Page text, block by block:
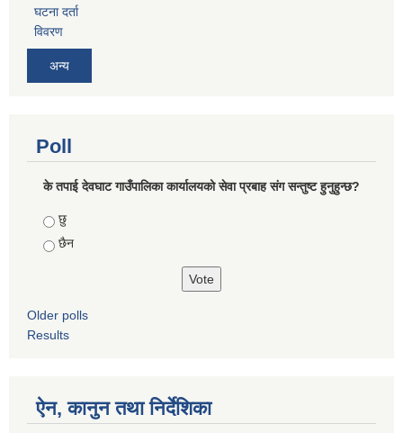
घटना दर्ता
विवरण
अन्य
Poll
के तपाई देवघाट गाउँपालिका कार्यालयको सेवा प्रबाह संग सन्तुष्ट हुनुहुन्छ?
Choices
छु
छैन
Older polls
Results
ऐन, कानुन तथा निर्देशिका